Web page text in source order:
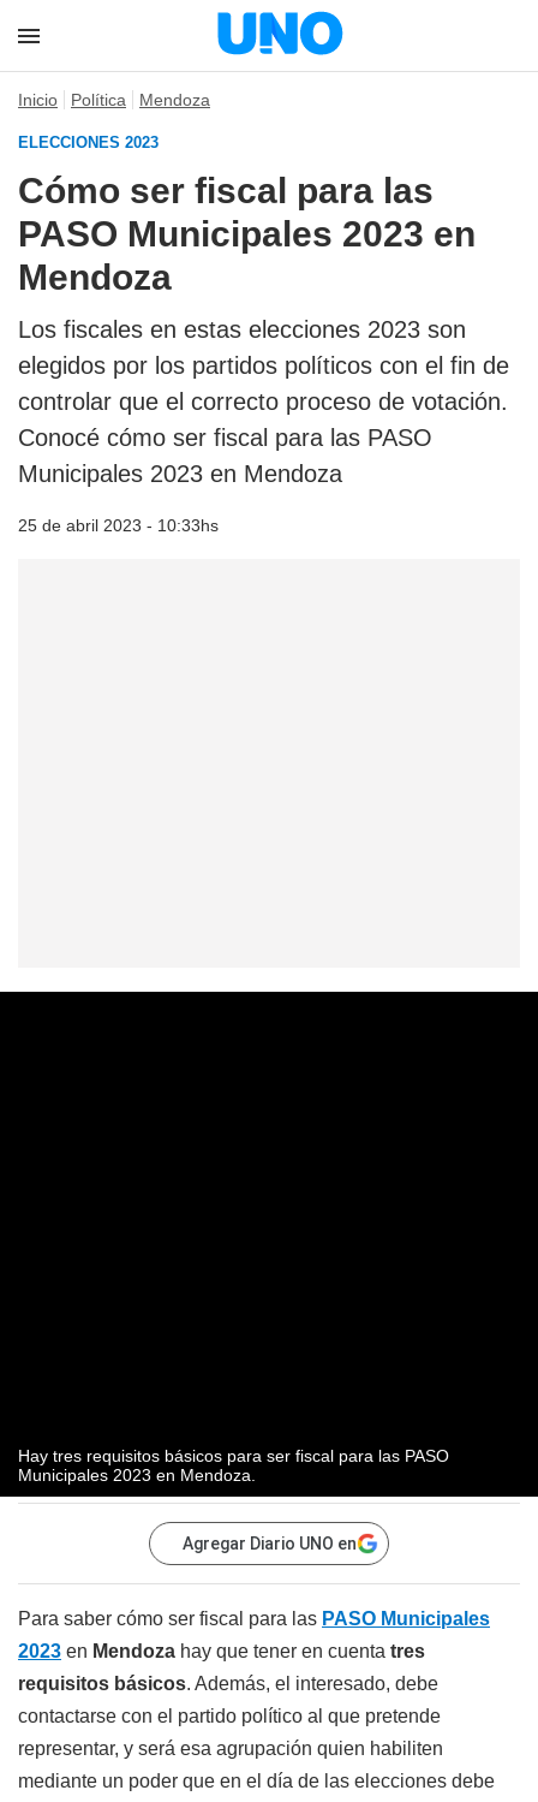
Inicio Política Mendoza
ELECCIONES 2023
Cómo ser fiscal para las
PASO Municipales 2023 en
Mendoza
Los fiscales en estas elecciones 2023 son
elegidos por los partidos políticos con el fin de
controlar que el correcto proceso de votación.
Conocé cómo ser fiscal para las PASO
Municipales 2023 en Mendoza
25 de abril 2023 - 10:33hs
Hay tres requisitos básicos para ser fiscal para las PASO
Municipales 2023 en Mendoza.
Agregar Diario UNO en
Para saber cómo ser fiscal para las PASO Municipales
2023 en Mendoza hay que tener en cuenta tres
requisitos básicos. Además, el interesado, debe
contactarse con el partido político al que pretende
representar, y será esa agrupación quien habiliten
mediante un poder que en el día de las elecciones debe